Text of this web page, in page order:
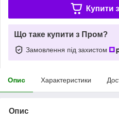
Купити з
Що таке купити з Пром?
Замовлення під захистом
Опис Характеристики
Опис